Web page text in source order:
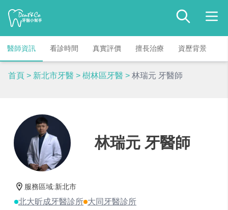
醫師資訊 看診時間 真實評價 擅長治療 資歷背景
首頁 > 新北市牙醫 > 樹林區牙醫 > 林瑞元 牙醫師
林瑞元 牙醫師
服務區域:新北市
北大昕成牙醫診所 大同牙醫診所